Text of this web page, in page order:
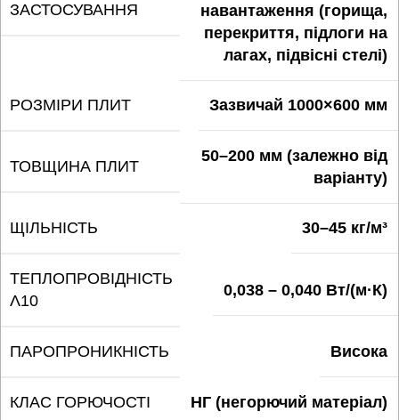
ЗАСТОСУВАННЯ
навантаження (горища,
перекриття, підлоги на
лагах, підвісні стелі)
РОЗМІРИ ПЛИТ Зазвичай 1000×600 мм
ТОВЩИНА ПЛИТ
50–200 мм (залежно від
варіанту)
ЩІЛЬНІСТЬ 30–45 кг/м³
ТЕПЛОПРОВІДНІСТЬ
Λ10
0,038 – 0,040 Вт/(м·К)
ПАРОПРОНИКНІСТЬ Висока
КЛАС ГОРЮЧОСТІ НГ (негорючий матеріал)